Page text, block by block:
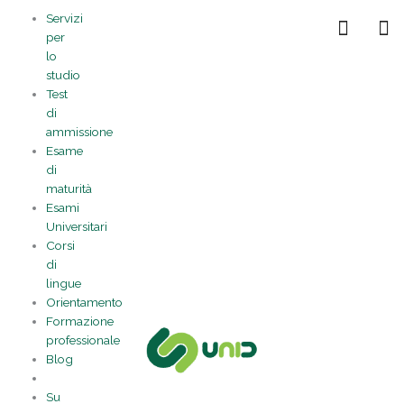
contenuto
Servizi
per
lo
studio
Test
di
ammissione
Esame
di
maturità
Esami
Universitari
Corsi
di
lingue
Orientamento
Formazione
professionale
Blog
Su